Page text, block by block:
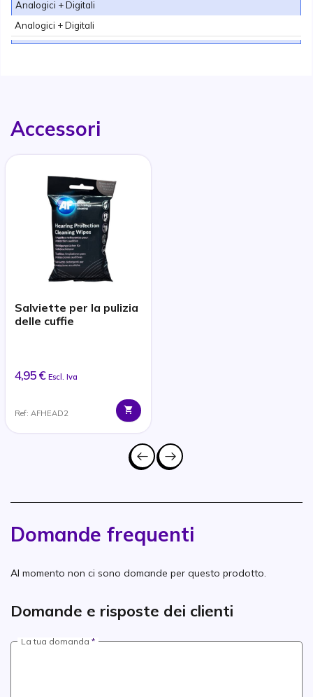
Analogici + Digitali
Analogici + Digitali
Accessori
Salviette per la pulizia
delle cuffie
4,95 € Escl. Iva
Ref: AFHEAD2
Domande frequenti
Al momento non ci sono domande per questo prodotto.
Domande e risposte dei clienti
La tua domanda